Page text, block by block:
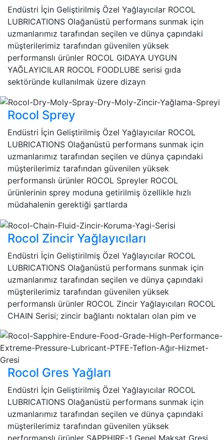
Endüstri İçin Geliştirilmiş Özel Yağlayıcılar ROCOL
LUBRICATIONS Olağanüstü performans sunmak için
uzmanlarımız tarafından seçilen ve dünya çapındaki
müşterilerimiz tarafından güvenilen yüksek
performanslı ürünler ROCOL GIDAYA UYGUN
YAĞLAYICILAR ROCOL FOODLUBE serisi gıda
sektöründe kullanılmak üzere dizayn
Rocol Sprey
Endüstri İçin Geliştirilmiş Özel Yağlayıcılar ROCOL
LUBRICATIONS Olağanüstü performans sunmak için
uzmanlarımız tarafından seçilen ve dünya çapındaki
müşterilerimiz tarafından güvenilen yüksek
performanslı ürünler ROCOL Spreyler ROCOL
ürünlerinin sprey moduna getirilmiş özellikle hızlı
müdahalenin gerektiği şartlarda
Rocol Zincir Yağlayıcıları
Endüstri İçin Geliştirilmiş Özel Yağlayıcılar ROCOL
LUBRICATIONS Olağanüstü performans sunmak için
uzmanlarımız tarafından seçilen ve dünya çapındaki
müşterilerimiz tarafından güvenilen yüksek
performanslı ürünler ROCOL Zincir Yağlayıcıları ROCOL
CHAIN Serisi; zincir bağlantı noktaları olan pim ve
Rocol Gres Yağları
Endüstri İçin Geliştirilmiş Özel Yağlayıcılar ROCOL
LUBRICATIONS Olağanüstü performans sunmak için
uzmanlarımız tarafından seçilen ve dünya çapındaki
müşterilerimiz tarafından güvenilen yüksek
performanslı ürünler SAPPHIRE-1 Genel Maksat Gresi